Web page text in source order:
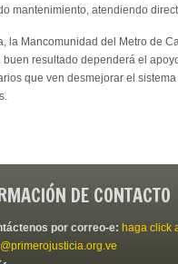
mantenimiento, atendiendo
la Mancomunidad del Metro de
resultado dependerá el
que ven desmejorar el
DE CONTACTO
por correo-e: haga click